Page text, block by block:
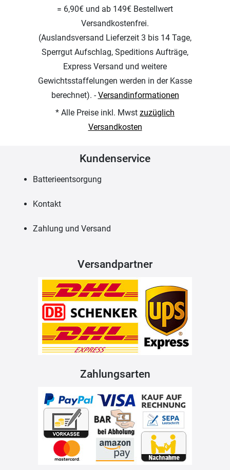
= 6,90€ und ab 149€ Bestellwert
Versandkostenfrei.
(Auslandsversand Lieferzeit 3 bis 14 Tage,
Sperrgut Aufschlag, Speditions Aufträge,
Express Versand und weitere
Gewichtsstaffelungen werden in der Kasse
berechnet). -Versandinformationen
* Alle Preise inkl. Mwst zuzüglich
Versandkosten
Kundenservice
Batterieentsorgung
Kontakt
Zahlung und Versand
Versandpartner
Zahlungsarten